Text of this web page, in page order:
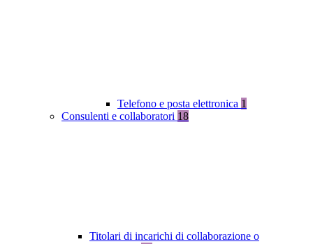
Telefono e posta elettronica 1
Consulenti e collaboratori 18
Titolari di incarichi di collaborazione o